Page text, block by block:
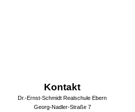
Kontakt
Dr.-Ernst-Schmidt Realschule Ebern
Georg-Nadler-Straße 7